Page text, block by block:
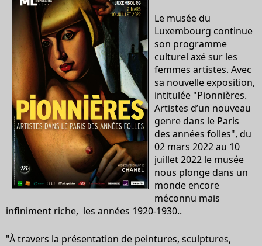
Le musée du
Luxembourg continue
son programme
culturel axé sur les
femmes artistes. Avec
sa nouvelle exposition,
intitulée "Pionnières.
Artistes d’un nouveau
genre dans le Paris
des années folles", du
02 mars 2022 au 10
juillet 2022 le musée
nous plonge dans un
monde encore
méconnu mais
infiniment riche, les années 1920-1930..
"À travers la présentation de peintures, sculptures,